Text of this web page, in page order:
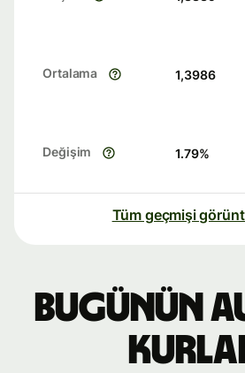
Ortalama 1,3986
Değişim 1.79%
Tüm geçmişi
Bugünün